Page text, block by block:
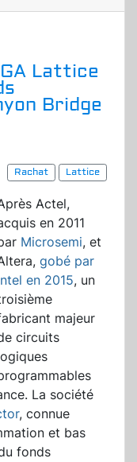
Lattice
Bridge
Rachat
Lattice
Actel,
en 2011
Microsemi, et
gobé par
en 2015, un
majeur
circuits
La société
, connue
et bas
fonds